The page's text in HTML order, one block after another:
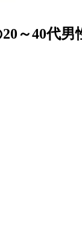
～40代